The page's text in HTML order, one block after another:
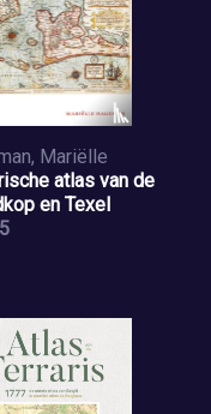
Mariëlle
atlas van de
en Texel